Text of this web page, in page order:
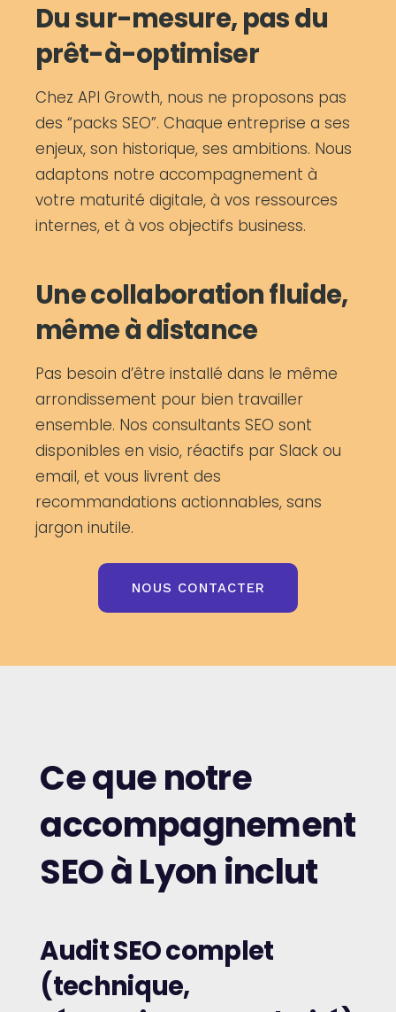
Du sur-mesure, pas du
prêt-à-optimiser
Chez API Growth, nous ne proposons pas
des “packs SEO”. Chaque entreprise a ses
enjeux, son historique, ses ambitions. Nous
adaptons notre accompagnement à
votre maturité digitale, à vos ressources
internes, et à vos objectifs business.
Une collaboration fluide,
même à distance
Pas besoin d’être installé dans le même
arrondissement pour bien travailler
ensemble. Nos consultants SEO sont
disponibles en visio, réactifs par Slack ou
email, et vous livrent des
recommandations actionnables, sans
jargon inutile.
NOUS CONTACTER
Ce que notre
accompagnement
SEO à Lyon inclut
Audit SEO complet
(technique,